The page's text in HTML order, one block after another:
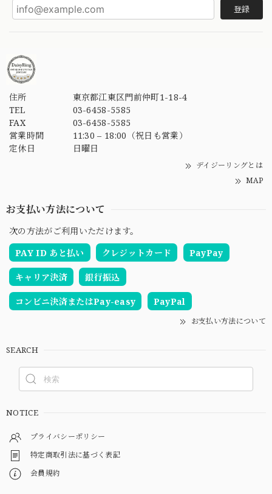
登録
住所
東京都江東区門前仲町1-18-4
TEL
03-6458-5585
FAX
03-6458-5585
営業時間
11:30 – 18:00（祝日も営業）
定休日
日曜日
デイジーリングとは
MAP
お支払い方法について
次の方法がご利用いただけます。
PAY ID あと払い
クレジットカード PayPay
キャリア決済 銀行振込
コンビニ決済またはPay-easy PayPal
お支払い方法について
SEARCH
NOTICE
プライバシーポリシー
特定商取引法に基づく表記
会員規約